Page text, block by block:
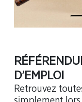
D’EMPLOI
Retrouvez